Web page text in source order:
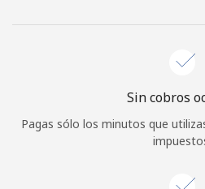
Iniciar
Sin cobros
Pagas sólo los minutos que